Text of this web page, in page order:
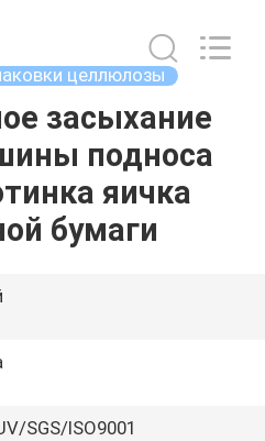
целлюлозы
засыхание
подноса
яичка
бумаги
SGS/ISO9001